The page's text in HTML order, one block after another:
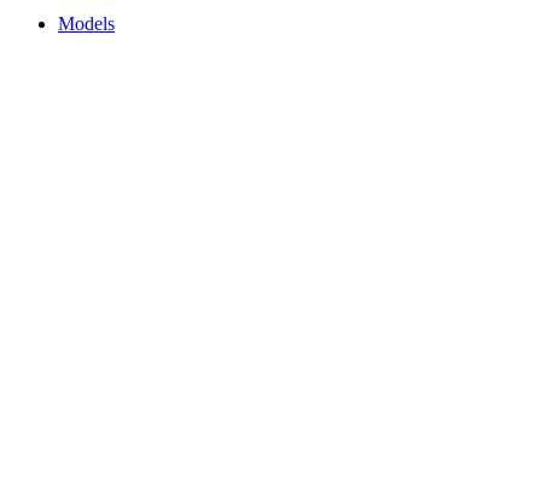
Models